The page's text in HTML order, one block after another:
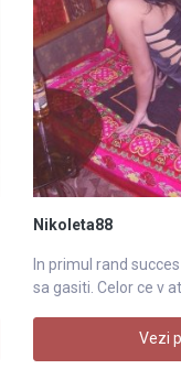
Nikoleta88
In primul rand
sa gasiti. Celor ce v
Vezi